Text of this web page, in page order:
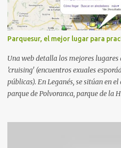
Parquesur, el mejor lugar para
Una web detalla los mejores
'cruising' (encuentros exuales
públicas). En Leganés, se sitúan en
parque de Polvoranca, parque de la